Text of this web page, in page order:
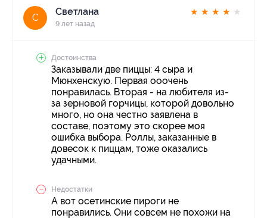
С
Светлана
9 лет назад
★ ★ ★ ★ ★
Достоинства
Заказывали две пиццы: 4 сыра и
Мюнхенскую. Первая ооочень
понравилась. Вторая - на любителя из-
за зерновой горчицы, которой довольно
много, но она честно заявлена в
составе, поэтому это скорее моя
ошибка выбора. Роллы, заказанные в
довесок к пиццам, тоже оказались
удачными.
Недостатки
А вот осетинские пироги не
понравились. Они совсем не похожи на